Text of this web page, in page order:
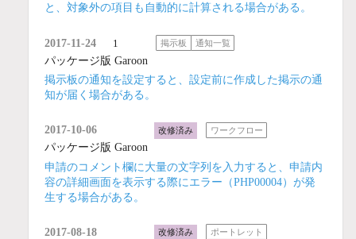
と、対象外の項目も自動的に計算される場合がある。
2017-11-24 1 掲示板 通知一覧
パッケージ版 Garoon
掲示板の通知を設定すると、設定前に作成した掲示の通
知が届く場合がある。
2017-10-06 改修済み ワークフロー
パッケージ版 Garoon
申請のコメント欄に大量の文字列を入力すると、申請内
容の詳細画面を表示する際にエラー（PHP00004）が発
生する場合がある。
2017-08-18 改修済み ポートレット